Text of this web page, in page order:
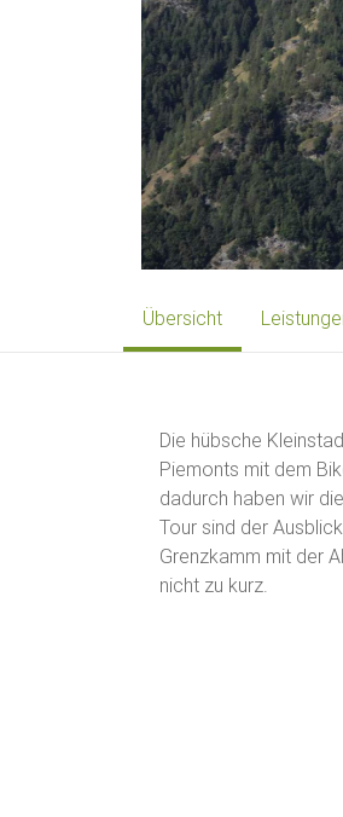
Übersicht
Die hübsche
Piemonts mit dem
dadurch haben wir
Tour sind der
Grenzkamm mit der
nicht zu kurz.